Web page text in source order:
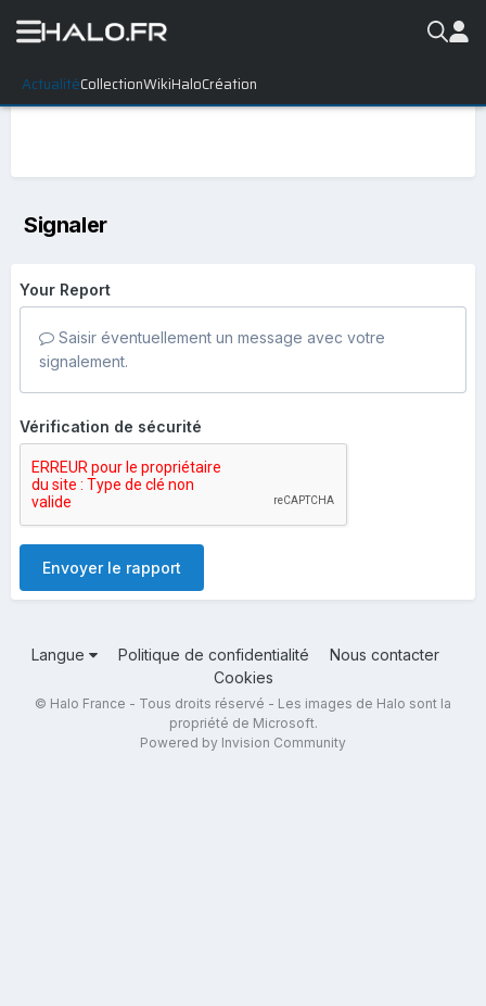
ActualitéCollectionWikiHaloCréation
Signaler
Your Report
Saisir éventuellement un message avec votre
signalement.
Vérification de sécurité
Envoyer le rapport
Langue Politique de confidentialité
Nous contacter
Cookies
© Halo France - Tous droits réservé - Les images de Halo sont la
propriété de Microsoft.
Powered by Invision Community